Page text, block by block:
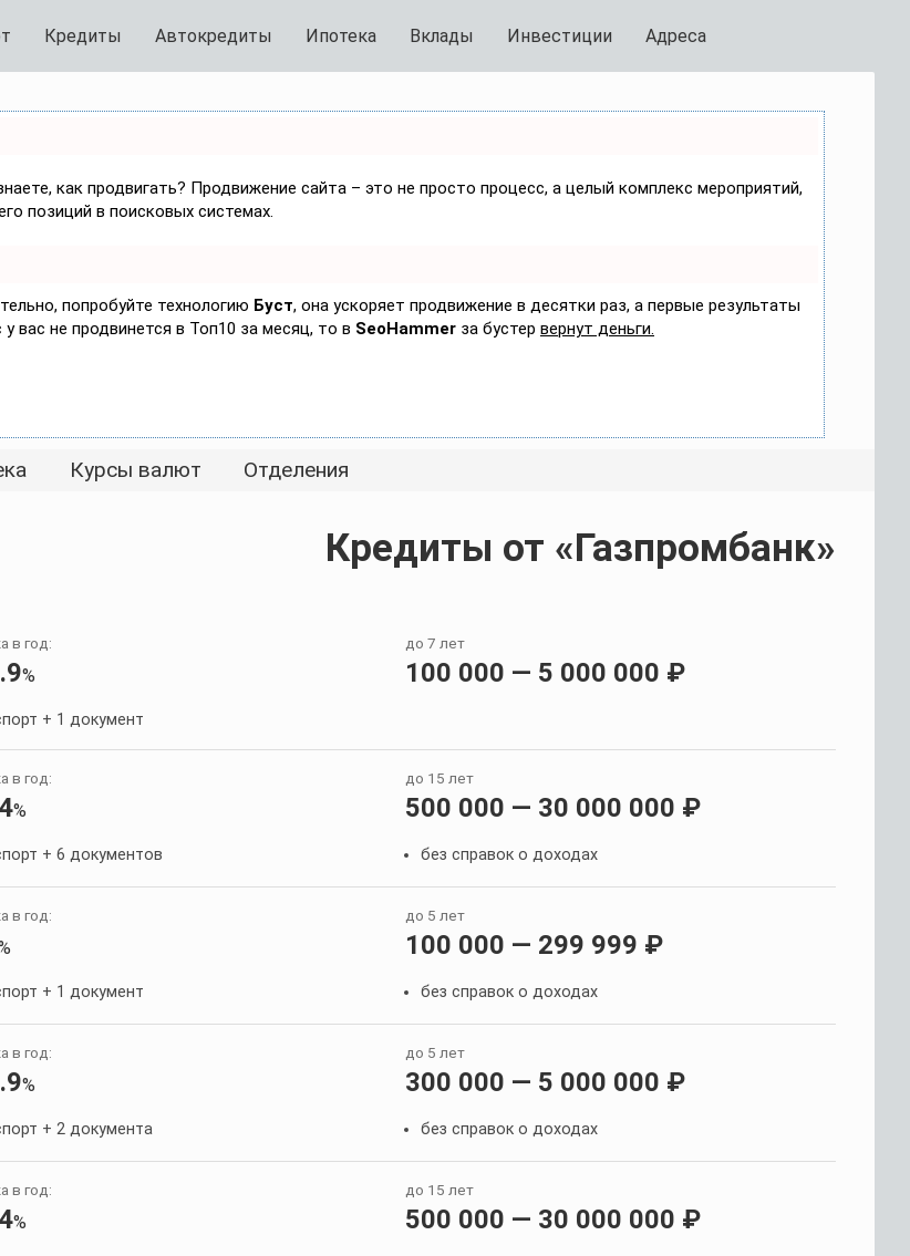
Кредиты Автокредиты Ипотека Вклады Инвестиции Адреса
как продвигать? Продвижение сайта – это не просто процесс, а целый комплекс мероприятий,
позиций в поисковых системах.
попробуйте технологию Буст, она ускоряет продвижение в десятки раз, а первые результаты
вас не продвинется в Топ10 за месяц, то в SeoHammer за бустер вернут деньги.
Курсы валют Отделения
Кредиты от «Газпромбанк»
в год:
%
до 7 лет
100 000 — 5 000 000 ₽
паспорт + 1 документ
в год:
%
до 15 лет
500 000 — 30 000 000 ₽
паспорт + 6 документов без справок о доходах
в год: до 5 лет
100 000 — 299 999 ₽
паспорт + 1 документ без справок о доходах
в год:
%
до 5 лет
300 000 — 5 000 000 ₽
паспорт + 2 документа без справок о доходах
в год:
%
до 15 лет
500 000 — 30 000 000 ₽